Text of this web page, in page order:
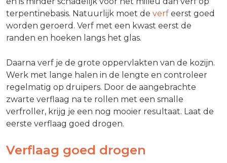
terpentinebasis. Natuurlijk moet de verf eerst goed
worden geroerd. Verf met een kwast eerst de
randen en hoeken langs het glas.
Daarna verf je de grote oppervlakten van de kozijn.
Werk met lange halen in de lengte en controleer
regelmatig op druipers. Door de aangebrachte
zwarte verflaag na te rollen met een smalle
verfroller, krijg je een nog mooier resultaat. Laat de
eerste verflaag goed drogen.
Verflaag goed drogen